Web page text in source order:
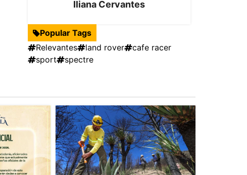
Iliana Cervantes
Popular Tags
Relevantes
land rover
cafe racer
sport
spectre